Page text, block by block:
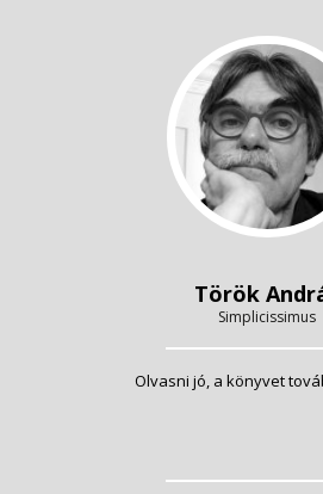
Török
Simplicissimus
Olvasni jó, a könyvet